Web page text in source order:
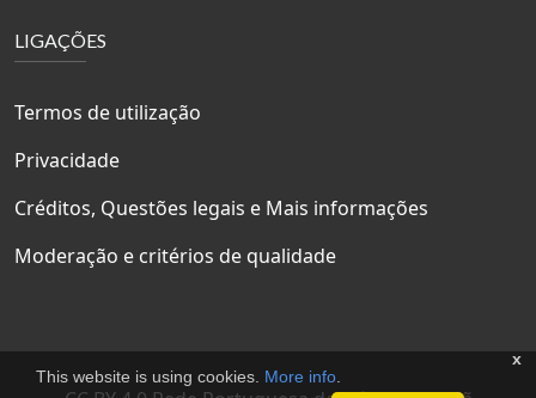
x
This website is using cookies. More info
LIGAÇÕES
Termos de utilização
Privacidade
Créditos, Questões legais e Mais informações
Moderação e critérios de qualidade